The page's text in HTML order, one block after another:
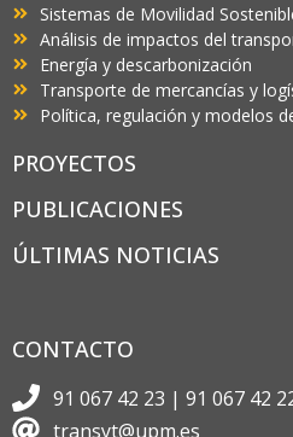
Sistemas de Movilidad
Análisis de impactos del
Energía y descarbonización
Transporte de mercancías y
Política, regulación y modelos
PROYECTOS
PUBLICACIONES
ÚLTIMAS NOTICIAS
CONTACTO
91 067 42 23 | 91 067 42
transyt@upm.es